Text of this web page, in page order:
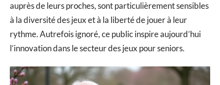
auprès de leurs proches, sont particulièrement sensibles
à la diversité des jeux et à la liberté de jouer à leur
rythme. Autrefois ignoré, ce public inspire aujourd’hui
l’innovation dans le secteur des jeux pour seniors.